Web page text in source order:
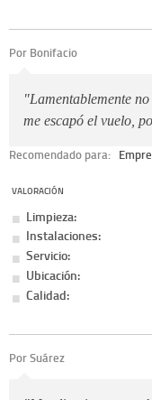
Por Bonifacio
"Lamentablemente
me escapó el vuelo,
Recomendado para:
VALORACIÓN
Limpieza:
Instalaciones:
Servicio:
Ubicación:
Calidad:
Por Suárez